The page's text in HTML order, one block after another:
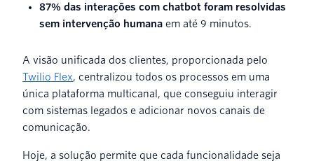
87% das interações com chatbot foram resolvidas
sem intervenção humana em até 9 minutos.
A visão unificada dos clientes, proporcionada pelo
Twilio Flex, centralizou todos os processos em uma
única plataforma multicanal, que conseguiu interagir
com sistemas legados e adicionar novos canais de
comunicação.
Hoje, a solução permite que cada funcionalidade seja